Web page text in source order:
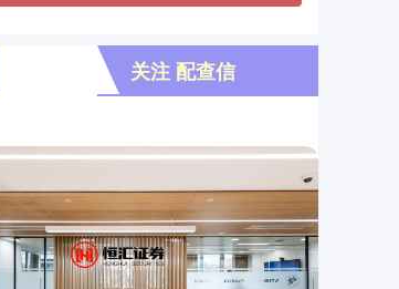
关注 配查信